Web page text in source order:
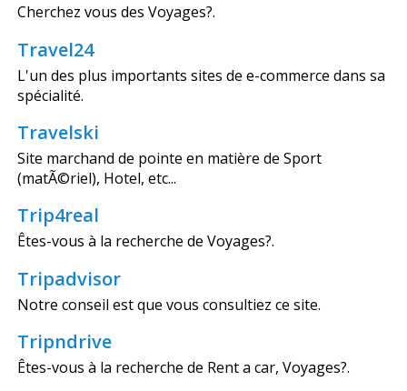
Cherchez vous des Voyages?.
Travel24
L'un des plus importants sites de e-commerce dans sa
spécialité.
Travelski
Site marchand de pointe en matière de Sport
(matÃ©riel), Hotel, etc...
Trip4real
Êtes-vous à la recherche de Voyages?.
Tripadvisor
Notre conseil est que vous consultiez ce site.
Tripndrive
Êtes-vous à la recherche de Rent a car, Voyages?.